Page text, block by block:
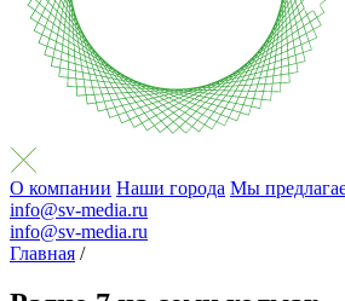
О компании Наши города Мы
info@sv-media.ru
info@sv-media.ru
Главная /